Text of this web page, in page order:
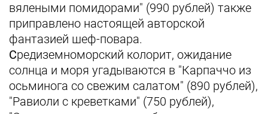
вялеными помидорами" (990 рублей) также
приправлено настоящей авторской
фантазией шеф-повара.
Средиземноморский колорит, ожидание
солнца и моря угадываются в "Карпаччо из
осьминога со свежим салатом" (890 рублей),
"Равиоли с креветками" (750 рублей),